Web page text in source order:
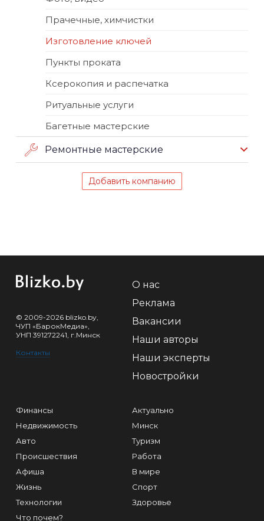
Прачечные, химчистки
Изготовление ключей
Пункты проката
Ксерокопия и распечатка
Ритуальные услуги
Багетные мастерские
Ремонтные мастерские
Добавить компанию
© 2009-2026 blizko.by,
ЧУП «БарокМедиа»,
УНП 391272241, г.Минск
Контакты
О нас
Реклама
Вакансии
Наши авторы
Наши эксперты
Новостройки
Финансы
Недвижимость
Авто
Происшествия
Афиша
Жизнь
Технологии
Что почем?
Актуально
Минск
Туризм
Работа
В мире
Спорт
Здоровье